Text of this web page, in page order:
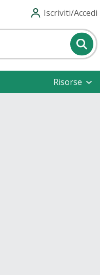
Iscriviti/Accedi
Risorse